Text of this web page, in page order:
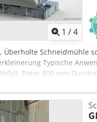
1 /4
, Überholte Schneidmühle
Typische
Rotor 800 mm
Zuführschnecken
Acksha